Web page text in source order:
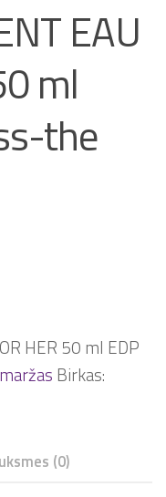
EAU
ml
the
HER 50 ml EDP
Birkas:
(0)